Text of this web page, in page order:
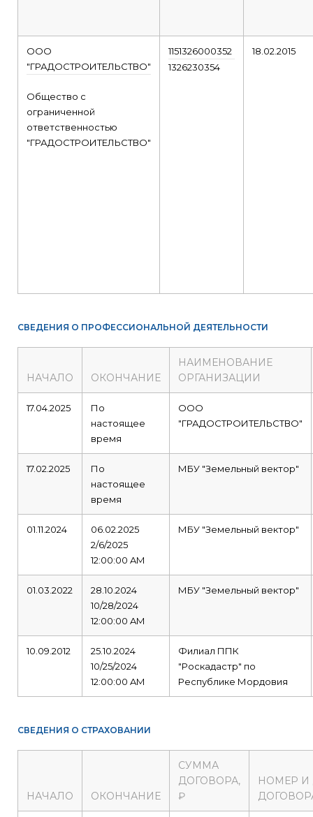
ООО
"ГРАДОСТРОИТЕЛЬСТВО"
Общество с
ограниченной
ответственностью
"ГРАДОСТРОИТЕЛЬСТВО"
1151326000352
1326230354
18.02.2015
СВЕДЕНИЯ О ПРОФЕССИОНАЛЬНОЙ ДЕЯТЕЛЬНОСТИ
НАЧАЛО ОКОНЧАНИЕ
НАИМЕНОВАНИЕ
ОРГАНИЗАЦИИ
17.04.2025
По
настоящее
время
ООО
"ГРАДОСТРОИТЕЛЬСТВО"
17.02.2025
По
настоящее
время
МБУ "Земельный вектор"
01.11.2024
06.02.2025
2/6/2025
12:00:00 AM
МБУ "Земельный вектор"
01.03.2022
28.10.2024
10/28/2024
12:00:00 AM
МБУ "Земельный вектор"
10.09.2012
25.10.2024
10/25/2024
12:00:00 AM
Филиал ППК
"Роскадастр" по
Республике Мордовия
СВЕДЕНИЯ О СТРАХОВАНИИ
НАЧАЛО ОКОНЧАНИЕ
СУММА
ДОГОВОРА,
₽
НОМЕР И